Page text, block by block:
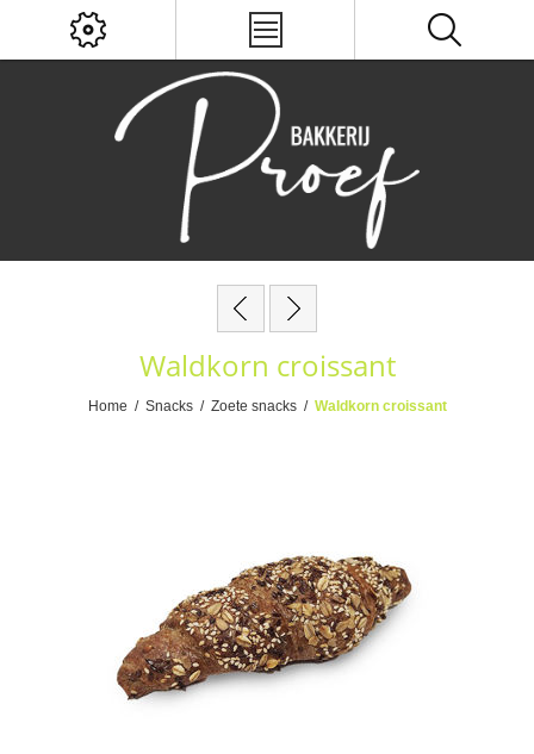
Waldkorn croissant
Home / Snacks / Zoete snacks / Waldkorn croissant